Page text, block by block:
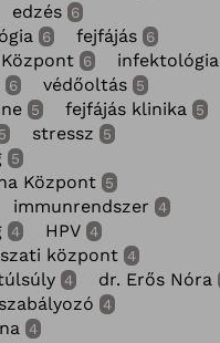
edzés 6
6 fejfájás 6
Központ 6 infektológia
6 védőoltás 5
5 fejfájás klinika 5
5 stressz 5
5
Központ 5
immunrendszer 4
4 HPV 4
központ 4
4 dr. Erős Nóra
4
4